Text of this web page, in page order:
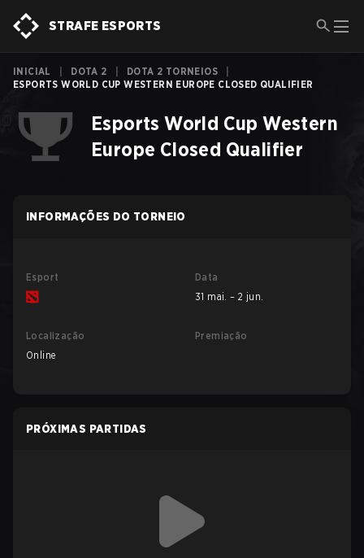
STRAFE ESPORTS
INICIAL DOTA 2 DOTA 2 TORNEIOS
ESPORTS WORLD CUP WESTERN EUROPE CLOSED QUALIFIER
Esports World Cup Western
Europe Closed Qualifier
INFORMAÇÕES DO TORNEIO
Esport
Data
31 mai. – 2 jun.
Localização
Online
Premiação
PRÓXIMAS PARTIDAS